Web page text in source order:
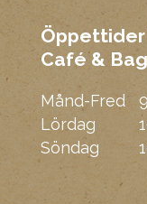
Öppettider
Café &
Månd-Fred
Lördag
Söndag
I